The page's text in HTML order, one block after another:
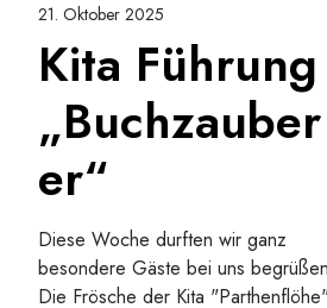
u
n
B
c
z
a
u
21. Oktober 2025
Kita Führung
„Buchzauber
er“
Diese Woche durften wir ganz
besondere Gäste bei uns
Die Frösche der Kita